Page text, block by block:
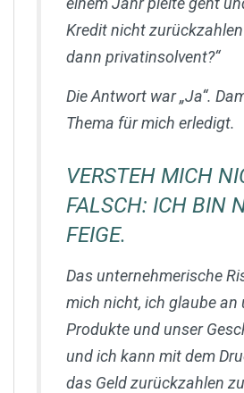
Kredit nicht
dann privatinsolvent?“
Die Antwort war „Ja“.
Thema für mich erledigt.
VERSTEH MICH
FALSCH: ICH BIN
FEIGE.
Das unternehmerische
mich nicht, ich glaube an
Produkte und unser
und ich kann mit dem
das Geld zurückzahlen